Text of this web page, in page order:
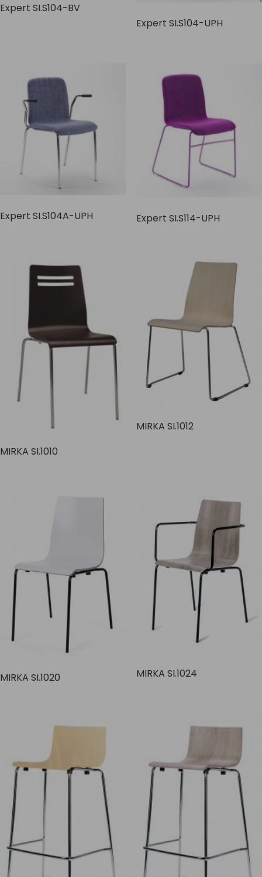
Expert SI.S104-BV
Expert SI.S104-UPH
Expert SI.S104A-UPH Expert SI.S114-UPH
MIRKA SI.1010
MIRKA SI.1012
MIRKA SI.1020 MIRKA SI.1024